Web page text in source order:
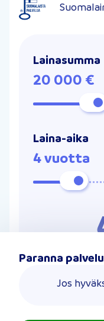
Lainasumma
20 000 €
Laina-aika
4 vuotta
Lähetä
Paranna
Jos